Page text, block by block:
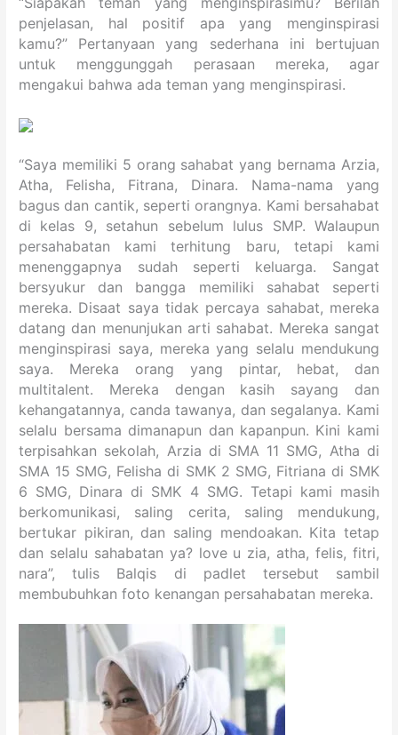
penjelasan, hal positif apa yang menginspirasi
kamu?” Pertanyaan yang sederhana ini bertujuan
untuk menggunggah perasaan mereka, agar
mengakui bahwa ada teman yang menginspirasi.
“Saya memiliki 5 orang sahabat yang bernama Arzia,
Atha, Felisha, Fitrana, Dinara. Nama-nama yang
bagus dan cantik, seperti orangnya. Kami bersahabat
di kelas 9, setahun sebelum lulus SMP. Walaupun
persahabatan kami terhitung baru, tetapi kami
menenggapnya sudah seperti keluarga. Sangat
bersyukur dan bangga memiliki sahabat seperti
mereka. Disaat saya tidak percaya sahabat, mereka
datang dan menunjukan arti sahabat. Mereka sangat
menginspirasi saya, mereka yang selalu mendukung
saya. Mereka orang yang pintar, hebat, dan
multitalent. Mereka dengan kasih sayang dan
kehangatannya, canda tawanya, dan segalanya. Kami
selalu bersama dimanapun dan kapanpun. Kini kami
terpisahkan sekolah, Arzia di SMA 11 SMG, Atha di
SMA 15 SMG, Felisha di SMK 2 SMG, Fitriana di SMK
6 SMG, Dinara di SMK 4 SMG. Tetapi kami masih
berkomunikasi, saling cerita, saling mendukung,
bertukar pikiran, dan saling mendoakan. Kita tetap
dan selalu sahabatan ya? love u zia, atha, felis, fitri,
nara”, tulis Balqis di padlet tersebut sambil
membubuhkan foto kenangan persahabatan mereka.